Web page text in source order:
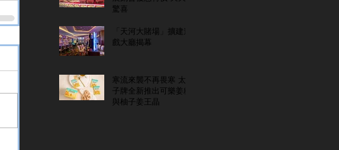
驚喜
「天河大賭場」擴建遊
戲大廳揭幕
寒流來襲不再畏寒 太
子牌全新推出可樂姜糖
與柚子姜王晶